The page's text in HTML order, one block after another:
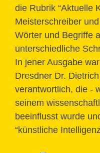
die Rubrik “Aktuelle
Meisterschreiber
Wörter und Begriffe
unterschiedliche
In jener Ausgabe
Dresdner Dr.
verantwortlich, die -
seinem
beeinflusst wurde
“künstliche